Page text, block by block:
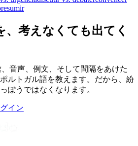
、考えなくても出てく
音声、例文、そして間隔をあけた
ルトガル語を教えます。だから、紛
ぽうではなくなります。
イン